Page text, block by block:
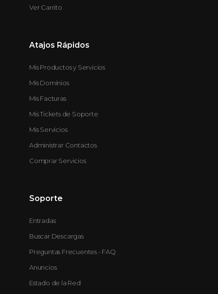
Ver Carrito
Atajos Rápidos
Mis Productos y Servicios
Mis Dominios
Mis Facturas
Mis Tickets de Soporte
Mis Servicios
Administrar Contactos
Comprar Servicios
Soporte
Entradas
Buscar Descargas
Preguntas Frecuentes - FAQ
Anuncios
Estado de la Red